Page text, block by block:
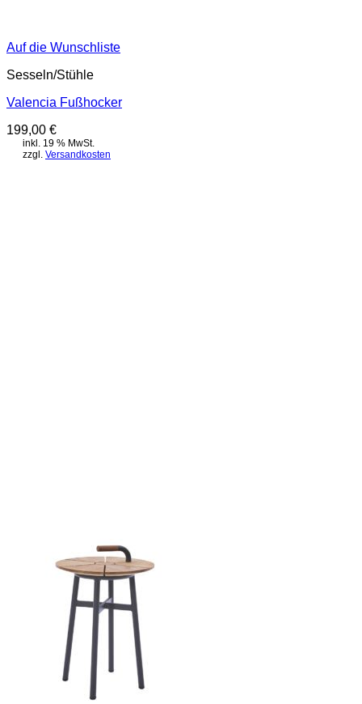
Auf die Wunschliste
Sesseln/Stühle
Valencia Fußhocker
199,00 €
inkl. 19 % MwSt.
zzgl. Versandkosten